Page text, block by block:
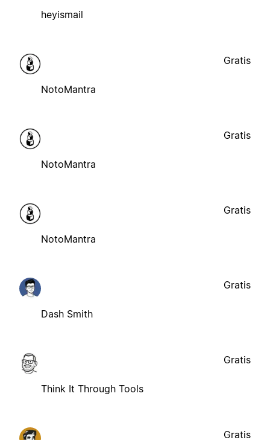
heyismail
NotoMantra
Gratis
NotoMantra
Gratis
NotoMantra
Gratis
Dash Smith
Gratis
Think It Through Tools
Gratis
Gratis